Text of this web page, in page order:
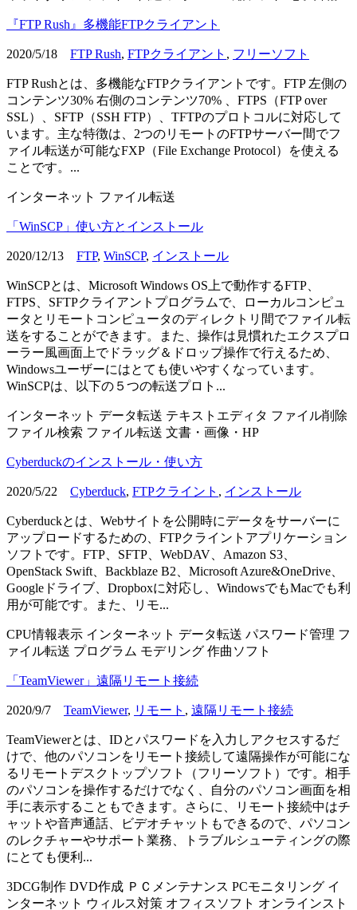
『FTP Rush』多機能FTPクライアント
2020/5/18 FTP Rush, FTPクライアント , フリーソフト
FTP Rushとは、多機能なFTPクライアントです。FTP 左側の
コンテンツ30% 右側のコンテンツ70% 、FTPS（FTP over
SSL）、SFTP（SSH FTP）、TFTPのプロトコルに対応して
います。主な特徴は、2つのリモートのFTPサーバー間でフ
ァイル転送が可能なFXP（File Exchange Protocol）を使える
ことです。...
インターネット ファイル転送
「WinSCP」使い方とインストール
2020/12/13 FTP, WinSCP, インストール
WinSCPとは、Microsoft Windows OS上で動作するFTP、
FTPS、SFTPクライアントプログラムで、ローカルコンピュ
ータとリモートコンピュータのディレクトリ間でファイル転
送をすることができます。また、操作は見慣れたエクスプロ
ーラー風画面上でドラッグ＆ドロップ操作で行えるため、
Windowsユーザーにはとても使いやすくなっています。
WinSCPは、以下の５つの転送プロト...
インターネット データ転送 テキストエディタ ファイル削除
ファイル検索 ファイル転送 文書・画像・HP
Cyberduckのインストール・使い方
2020/5/22 Cyberduck, FTPクライント , インストール
Cyberduckとは、Webサイトを公開時にデータをサーバーに
アップロードするための、FTPクライントアプリケーション
ソフトです。FTP、SFTP、WebDAV、Amazon S3、
OpenStack Swift、Backblaze B2、Microsoft Azure&OneDrive、
Googleドライブ、Dropboxに対応し、WindowsでもMacでも利
用が可能です。また、リモ...
CPU情報表示 インターネット データ転送 パスワード管理 フ
ァイル転送 プログラム モデリング 作曲ソフト
「TeamViewer」遠隔リモート接続
2020/9/7 TeamViewer, リモート , 遠隔リモート接続
TeamViewerとは、IDとパスワードを入力しアクセスするだ
けで、他のパソコンをリモート接続して遠隔操作が可能にな
るリモートデスクトップソフト（フリーソフト）です。相手
のパソコンを操作するだけでなく、自分のパソコン画面を相
手に表示することもできます。さらに、リモート接続中はチ
ャットや音声通話、ビデオチャットもできるので、パソコン
のレクチャーやサポート業務、トラブルシューティングの際
にとても便利...
3DCG制作 DVD作成 ＰＣメンテナンス PCモニタリング イ
ンターネット ウィルス対策 オフィスソフト オンラインスト